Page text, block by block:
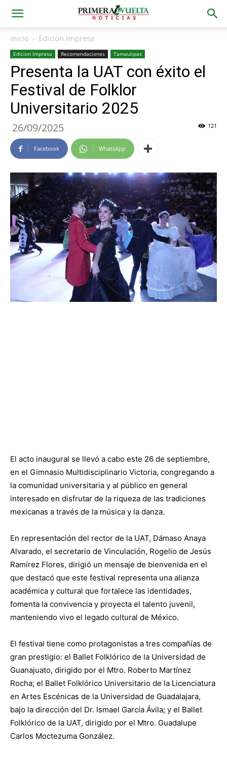
Inicio Edicion Impresa
Edicion Impresa Recomendaciones Tamaulipas
Presenta la UAT con éxito el
Festival de Folklor
Universitario 2025
26/09/2025 121
Facebook WhatsApp
El acto inaugural se llevó a cabo este 26 de septiembre,
en el Gimnasio Multidisciplinario Victoria, congregando a
la comunidad universitaria y al público en general
interesado en disfrutar de la riqueza de las tradiciones
mexicanas a través de la música y la danza.
En representación del rector de la UAT, Dámaso Anaya
Alvarado, el secretario de Vinculación, Rogelio de Jesús
Ramírez Flores, dirigió un mensaje de bienvenida en el
que destacó que este festival representa una alianza
académica y cultural que fortalece las identidades,
fomenta la convivencia y proyecta el talento juvenil,
manteniendo vivo el legado cultural de México.
El festival tiene como protagonistas a tres compañías de
gran prestigio: el Ballet Folklórico de la Universidad de
Guanajuato, dirigido por el Mtro. Roberto Martínez
Rocha; el Ballet Folklórico Universitario de la Licenciatura
en Artes Escénicas de la Universidad de Guadalajara,
bajo la dirección del Dr. Ismael García Ávila; y el Ballet
Folklórico de la UAT, dirigido por el Mtro. Guadalupe
Carlos Moctezuma González.